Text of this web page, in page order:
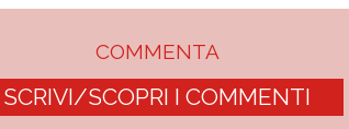
COMMENTA
SCRIVI/SCOPRI I COMMENTI